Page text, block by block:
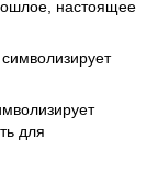
настоящее
для